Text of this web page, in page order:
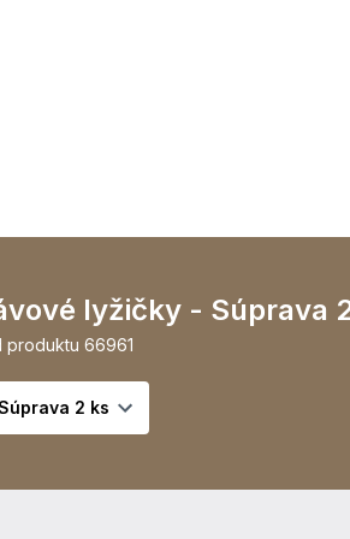
variant
lyžičky - Súprava
produktu 66961